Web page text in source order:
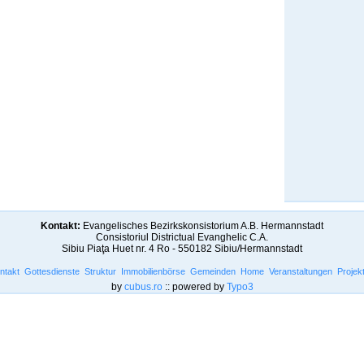
Kontakt: Evangelisches Bezirkskonsistorium A.B. Hermannstadt
Consistoriul Districtual Evanghelic C.A.
Sibiu Piaţa Huet nr. 4 Ro - 550182 Sibiu/Hermannstadt
Gottesdienste Struktur Immobilienbörse Gemeinden Home Veranstaltungen
by cubus.ro:: powered by Typo3